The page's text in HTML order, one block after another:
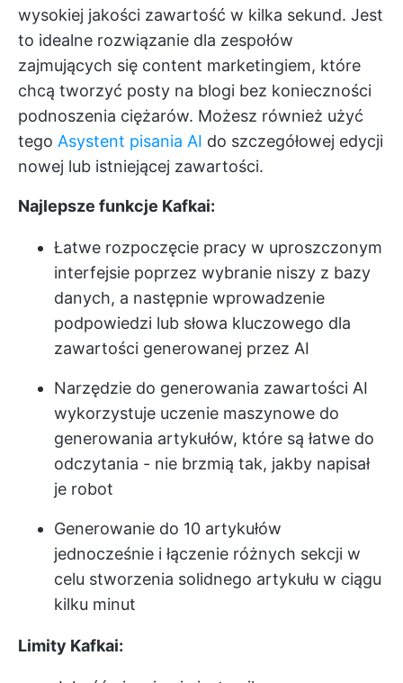
wysokiej jakości zawartość w kilka sekund. Jest
to idealne rozwiązanie dla zespołów
zajmujących się content marketingiem, które
chcą tworzyć posty na blogi bez konieczności
podnoszenia ciężarów. Możesz również użyć
tego Asystent pisania AI do szczegółowej edycji
nowej lub istniejącej zawartości.
Najlepsze funkcje Kafkai:
Łatwe rozpoczęcie pracy w uproszczonym
interfejsie poprzez wybranie niszy z bazy
danych, a następnie wprowadzenie
podpowiedzi lub słowa kluczowego dla
zawartości generowanej przez AI
Narzędzie do generowania zawartości AI
wykorzystuje uczenie maszynowe do
generowania artykułów, które są łatwe do
odczytania - nie brzmią tak, jakby napisał
je robot
Generowanie do 10 artykułów
jednocześnie i łączenie różnych sekcji w
celu stworzenia solidnego artykułu w ciągu
kilku minut
Limity Kafkai: